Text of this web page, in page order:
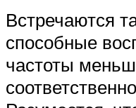
Встречаются
способные
частоты